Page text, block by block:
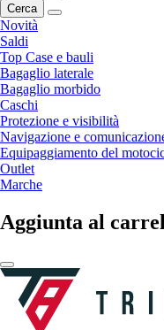
Cerca
Novità
Saldi
Top Case e bauli
Bagaglio laterale
Bagaglio morbido
Caschi
Protezione e visibilità
Navigazione e
Equipaggiamento del
Outlet
Marche
Aggiunta al